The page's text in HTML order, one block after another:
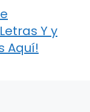
Y y
Aquí!